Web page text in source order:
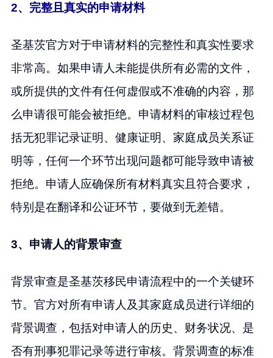
2、完整且真实的申请材料
圣基茨官方对于申请材料的完整性和真实性要求
非常高。如果申请人未能提供所有必需的文件，
或所提供的文件有任何虚假或不准确的内容，那
么申请很可能会被拒绝。申请材料的审核过程包
括无犯罪记录证明、健康证明、家庭成员关系证
明等，任何一个环节出现问题都可能导致申请被
拒绝。申请人应确保所有材料真实且符合要求，
特别是在翻译和公证环节，要做到无差错。
3、申请人的背景审查
背景审查是圣基茨移民申请流程中的一个关键环
节。官方对所有申请人及其家庭成员进行详细的
背景调查，包括对申请人的历史、财务状况、是
否有刑事犯罪记录等进行审核。背景调查的标准